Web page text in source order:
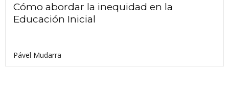
Cómo abordar la inequidad en la
Educación Inicial
Pável Mudarra